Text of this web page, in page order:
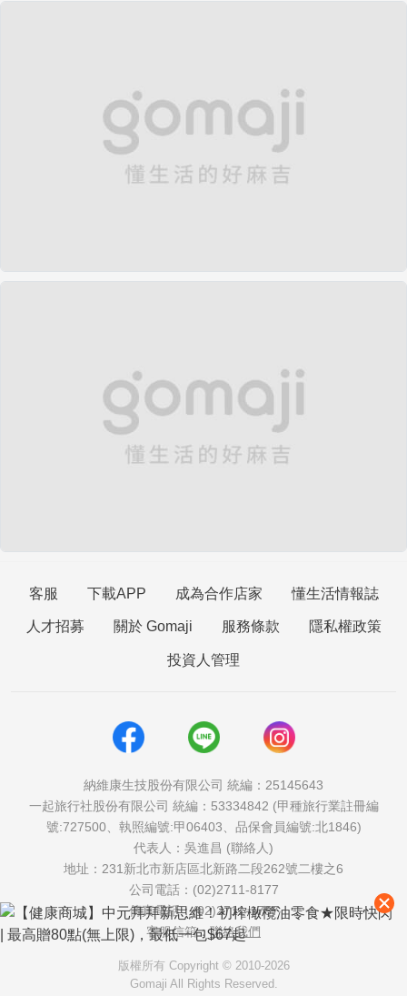
客服 下載APP 成為合作店家 懂生活情報誌
人才招募 關於 Gomaji 服務條款 隱私權政策
投資人管理
納維康生技股份有限公司 統編：25145643
一起旅行社股份有限公司 統編：53334842 (甲種旅行業註冊編
號:727500、執照編號:甲06403、品保會員編號:北1846)
代表人：吳進昌 (聯絡人)
地址：231新北市新店區北新路二段262號二樓之6
公司電話：(02)2711-8177
傳真電話：(02)2711-1757
客服信箱：聯絡我們
版權所有 Copyright © 2010-2026
Gomaji All Rights Reserved.